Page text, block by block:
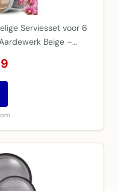
Serviesset voor 6
Beige –…